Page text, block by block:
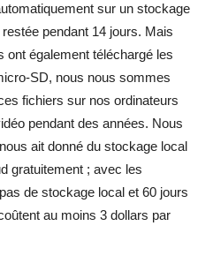
sur un stockage
pendant 14 jours. Mais
également téléchargé les
SD, nous nous sommes
fichiers sur nos ordinateurs
pendant des années. Nous
ait donné du stockage local
gratuitement ; avec les
de stockage local et 60 jours
au moins 3 dollars par